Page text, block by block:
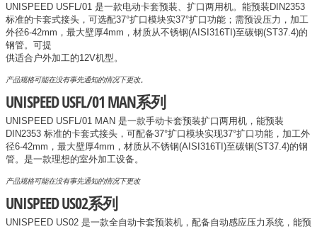
UNISPEED USFL/01 是一款电动卡套预装、扩口两用机。能预装DIN2353
标准的卡套式接头，可选配37°扩口模块实37°扩口功能；需预设压力，加工
外径6-42mm，最大壁厚4mm，材质从不锈钢(AISI316TI)至碳钢(ST37.4)的
钢管。可提
供适合户外加工的12V机型。
产品规格可能在没有事先通知的情况下更改。
UNISPEED USFL/01 MAN系列
UNISPEED USFL/01 MAN 是一款手动卡套预装扩口两用机，能预装
DIN2353 标准的卡套式接头，可配备37°扩口模块实现37°扩口功能，加工外
径6-42mm，最大壁厚4mm，材质从不锈钢(AISI316TI)至碳钢(ST37.4)的钢
管。是一款理想的室外加工设备。
产品规格可能在没有事先通知的情况下更改
UNISPEED US02系列
UNISPEED US02 是一款全自动卡套预装机，配备自动感应压力系统，能预